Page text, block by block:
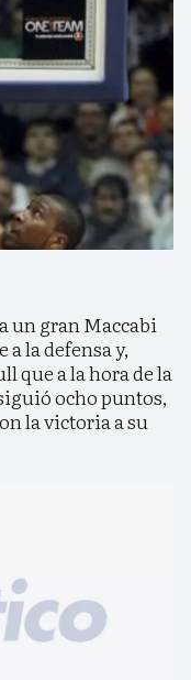
un gran Maccabi
a la defensa y,
que a la hora de la
ocho puntos,
la victoria a su